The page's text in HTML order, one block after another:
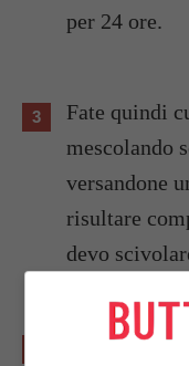
per 24 ore.
Fate quindi cuocere un altro quarto d'ora
mescolando
versandone
risultare
devo